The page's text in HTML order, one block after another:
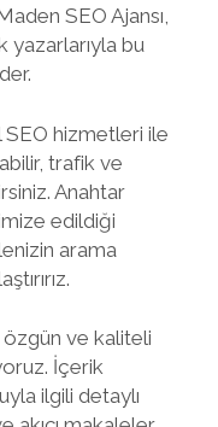
SEO Ajansı,
yazarlarıyla bu
SEO hizmetleri ile
trafik ve
Anahtar
edildiği
arama
özgün ve kaliteli
İçerik
ilgili detaylı